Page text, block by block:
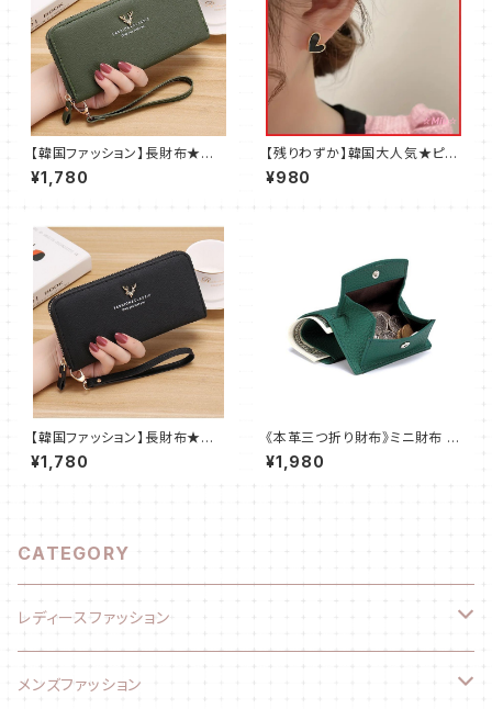
【韓国ファッション】長財布★コ
ンパクト★オシャレで可愛い★レ
ディース★グリーン@
¥1,780
【残りわずか】韓国大人気★ピア
ス★イヤリング★かわいい★ハ
ート★レディース
¥980
【韓国ファッション】長財布★コ
ンパクト★オシャレで可愛い★レ
ディース★ブラック@
¥1,780
《本革三つ折り財布》ミニ財布 薄
くて軽い レディース モスグリー
ン
¥1,980
CATEGORY
レディースファッション
ファッション小物
メンズファッション